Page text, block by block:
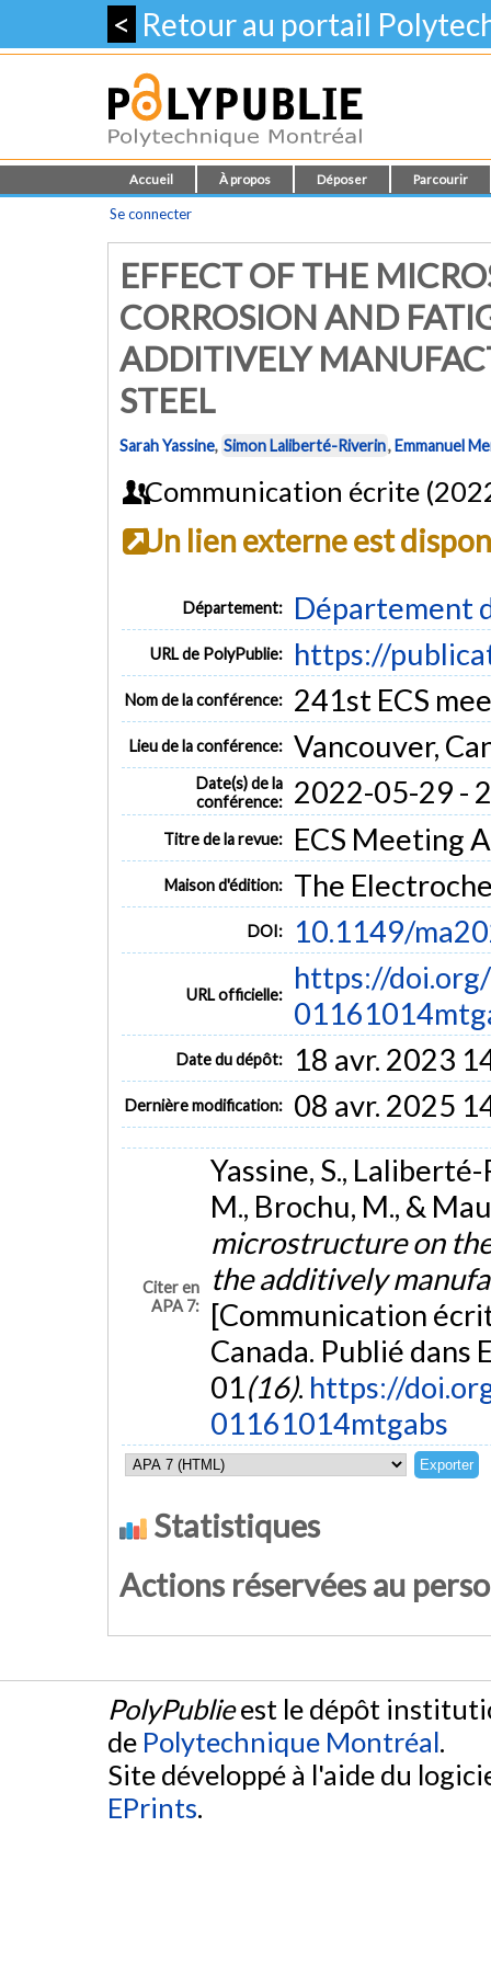
< Retour au portail
Accueil À propos Déposer Parcourir
Se connecter
EFFECT OF THE
CORROSION AND
ADDITIVELY
STEEL
Sarah Yassine, Simon Laliberté-Riverin,Emmanuel
Communication écrite
Un lien externe est
Département: Département
URL de PolyPublie: https://
Nom de la conférence: 241st ECS
Lieu de la conférence: Vancouver,
Date(s) de la
conférence:
2022-05-29 -
Titre de la revue: ECS Meeting
Maison d'édition: The
DOI: 10.1149/
URL officielle:
https://
Date du dépôt: 18 avr. 2023
Dernière modification: 08 avr. 2025
Citer en
APA 7:
Yassine, S.,
M., Brochu, M., &
microstructure on
the additively
[Communication
Canada. Publié
01(16). https://
01161014mtgabs
Statistiques
Actions réservées au
PolyPublieest le dépôt
de Polytechnique Montréal.
Site développé à l'aide du
EPrints.